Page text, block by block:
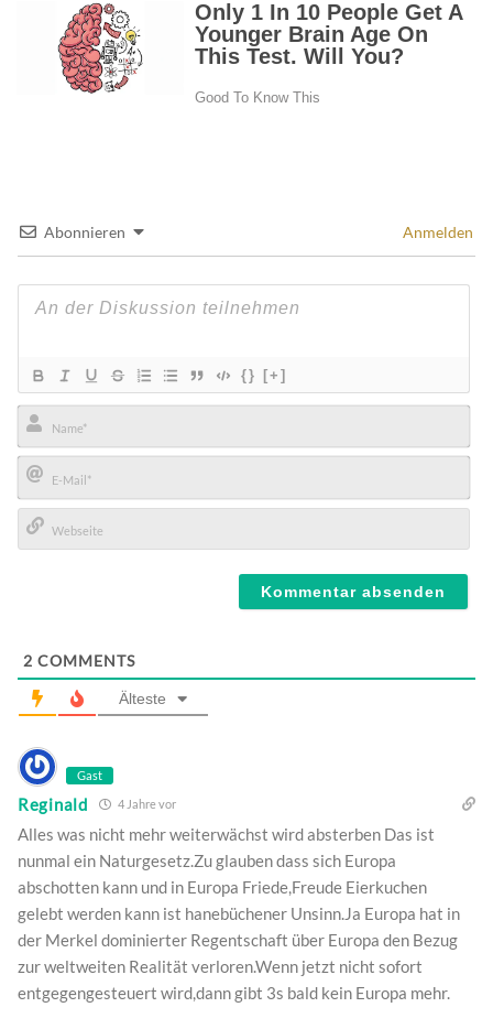
Abonnieren Anmelden
{} [+]
Name*
E-
Mail*
2 COMMENTS
Älteste
Gast
Reginald 4 Jahre vor
Alles was nicht mehr weiterwächst wird absterben Das ist
nunmal ein Naturgesetz.Zu glauben dass sich Europa
abschotten kann und in Europa Friede,Freude Eierkuchen
gelebt werden kann ist hanebüchener Unsinn.Ja Europa hat in
der Merkel dominierter Regentschaft über Europa den Bezug
zur weltweiten Realität verloren.Wenn jetzt nicht sofort
entgegengesteuert wird,dann gibt 3s bald kein Europa mehr.